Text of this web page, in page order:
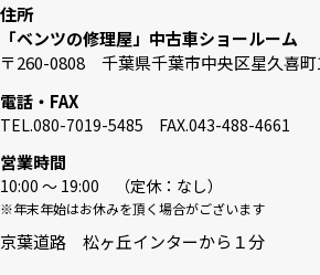
住所
「ベンツの修理屋」中古車ショールーム
〒260-0808 千葉県千葉市中央区星久喜町
電話・FAX
TEL.080-7019-5485 FAX.043-488-4661
営業時間
10:00 〜 19:00 （定休：なし）
※年末年始はお休みを頂く場合がございます
京葉道路 松ヶ丘インターから１分